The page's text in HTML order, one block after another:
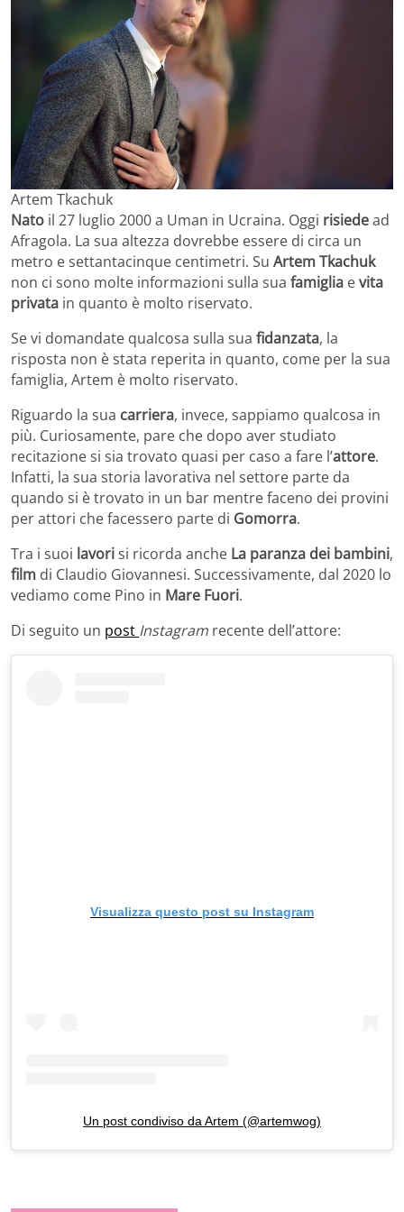
Artem Tkachuk
Nato il 27 luglio 2000 a Uman in Ucraina. Oggi risiedead
Afragola. La sua altezza dovrebbe essere di circa un
metro e settantacinque centimetri. Su Artem Tkachuk
non ci sono molte informazioni sulla sua famiglia evita
privata in quanto è molto riservato.
Se vi domandate qualcosa sulla sua fidanzata, la
risposta non è stata reperita in quanto, come per la sua
famiglia, Artem è molto riservato.
Riguardo la sua carriera, invece, sappiamo qualcosa in
più. Curiosamente, pare che dopo aver studiato
recitazione si sia trovato quasi per caso a fare l’attore.
Infatti, la sua storia lavorativa nel settore parte da
quando si è trovato in un bar mentre faceno dei provini
per attori che facessero parte di Gomorra.
Tra i suoi lavorisi ricorda anche La paranza dei bambini,
film di Claudio Giovannesi. Successivamente, dal 2020 lo
vediamo come Pino in Mare Fuori.
Di seguito un post Instagram recente dell’attore:
Visualizza questo post su Instagram
Un post condiviso da Artem (@artemwog)